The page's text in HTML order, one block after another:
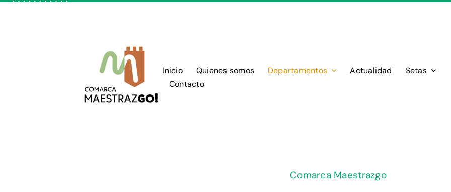
Inicio Quienes somos Departamentos Actualidad
Setas
Contacto
Comarca Maestrazgo